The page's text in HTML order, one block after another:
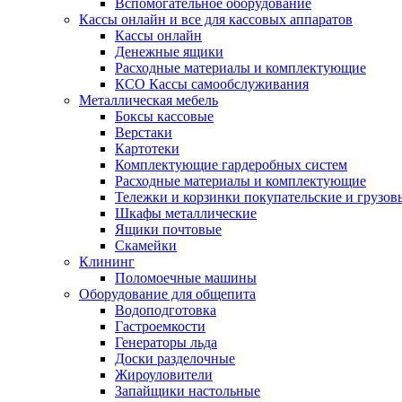
Вспомогательное оборудование
Кассы онлайн и все для кассовых аппаратов
Кассы онлайн
Денежные ящики
Расходные материалы и комплектующие
КСО Кассы самообслуживания
Металлическая мебель
Боксы кассовые
Верстаки
Картотеки
Комплектующие гардеробных систем
Расходные материалы и комплектующие
Тележки и корзинки покупательские и
Шкафы металлические
Ящики почтовые
Скамейки
Клининг
Поломоечные машины
Оборудование для общепита
Водоподготовка
Гастроемкости
Генераторы льда
Доски разделочные
Жироуловители
Запайщики настольные